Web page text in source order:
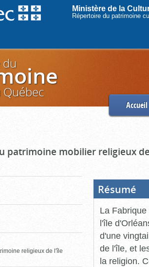
Ministère de la
Répertoire du patrimoine
du
Accueil
patrimoine mobilier religieux
religieux de l'île
Résumé
La
l'île
d'une
de l'île, et
la religion.